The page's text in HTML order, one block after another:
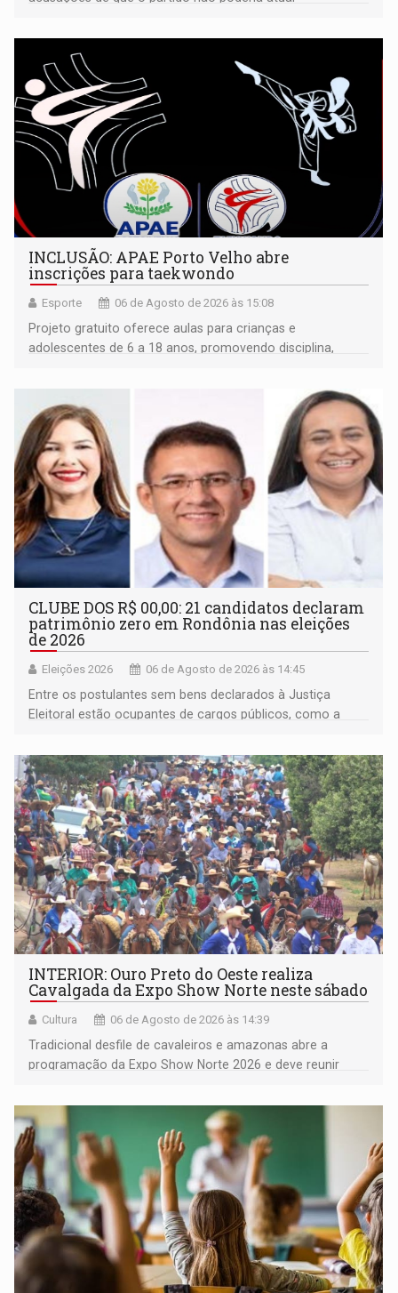
INCLUSÃO: APAE Porto Velho abre
inscrições para taekwondo
Esporte 06 de Agosto de 2026 às 15:08
Projeto gratuito oferece aulas para crianças e
adolescentes de 6 a 18 anos, promovendo disciplina,
CLUBE DOS R$ 00,00: 21 candidatos declaram
patrimônio zero em Rondônia nas eleições
de 2026
Eleições 2026 06 de Agosto de 2026 às 14:45
Entre os postulantes sem bens declarados à Justiça
Eleitoral estão ocupantes de cargos públicos, como a
Pedro Geovar (PP) e a vice-prefeita Magna dos Anjos
(NOVO)
INTERIOR: Ouro Preto do Oeste realiza
Cavalgada da Expo Show Norte neste sábado
Cultura 06 de Agosto de 2026 às 14:39
Tradicional desfile de cavaleiros e amazonas abre a
programação da Expo Show Norte 2026 e deve reunir